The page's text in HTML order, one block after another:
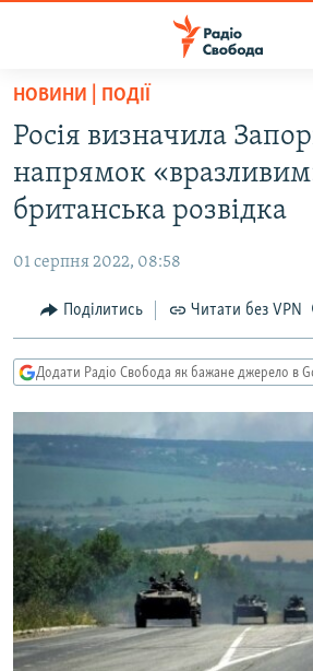
Перейти
основного
матеріалу
Перейти
до
основної
навігації
Перейти
до
пошуку
СТАТТІ
ЕКОНОМІКА
СУСПІЛЬСТВО
УКРАЇНА
СВІТ
РОСІЙСЬКА «ФІЛЬТРАЦІЯ»
ДОНБАС.РЕАЛІЇ
ТИ ЯК?
СХЕМИ
КИТАЙ.ВИКЛИКИ
МУЛЬТИМЕДІА
ФОТО
СПЕЦПРОЄКТИ
ПОДКАСТИ
НОВИНИ | ПОДІЇ
Росія визначила
напрямок
британська розвідка
01 серпня 2022, 08:58
Поділитись Читати без VPN
Додати Радіо Свобода як бажане джерело в